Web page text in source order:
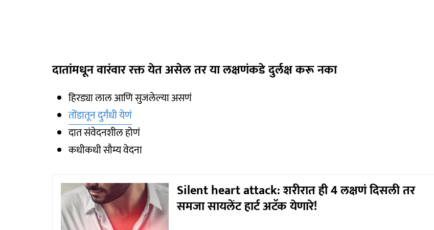
दातांमधून वारंवार रक्त येत असेल तर या लक्षणंकडे दुर्लक्ष करू नका
हिरड्या लाल आणि सुजलेल्या असणं
तोंडातून दुर्गंधी येणं
दात संवेदनशील होणं
कधीकधी सौम्य वेदना
Silent heart attack: शरीरात ही 4 लक्षणं दिसली तर
समजा सायलेंट हार्ट अटॅक येणारे!